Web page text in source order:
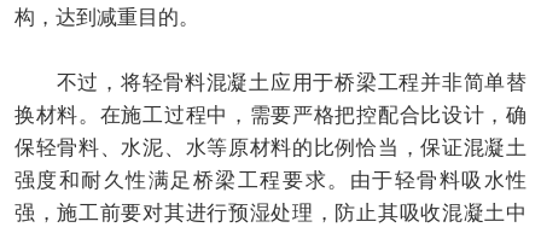
构，达到减重目的。
不过，将轻骨料混凝土应用于桥梁工程并非简单替
换材料。在施工过程中，需要严格把控配合比设计，确
保轻骨料、水泥、水等原材料的比例恰当，保证混凝土
强度和耐久性满足桥梁工程要求。由于轻骨料吸水性
强，施工前要对其进行预湿处理，防止其吸收混凝土中